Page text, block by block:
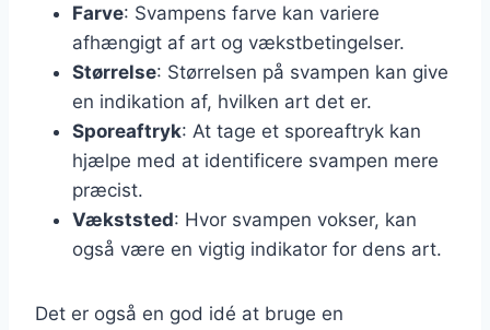
Farve: Svampens farve kan variere
afhængigt af art og vækstbetingelser.
Størrelse: Størrelsen på svampen kan give
en indikation af, hvilken art det er.
Sporeaftryk: At tage et sporeaftryk kan
hjælpe med at identificere svampen mere
præcist.
Vækststed: Hvor svampen vokser, kan
også være en vigtig indikator for dens art.
Det er også en god idé at bruge en